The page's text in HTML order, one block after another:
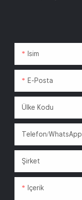
Isim
E-Posta
Ülke Kodu
Telefon/WhatsApp
Şirket
Içerik